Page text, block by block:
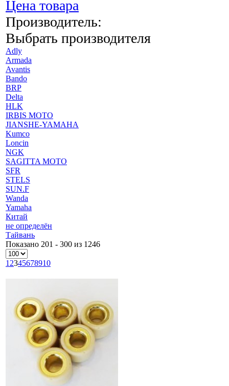
Цена товара
Производитель:
Выбрать производителя
Adly
Armada
Avantis
Bando
BRP
Delta
HLK
IRBIS MOTO
JIANSHE-YAMAHA
Kumco
Loncin
NGK
SAGITTA MOTO
SFR
STELS
SUN.F
Wanda
Yamaha
Китай
не определён
Тайвань
Показано 201 - 300 из 1246
1 2345678910